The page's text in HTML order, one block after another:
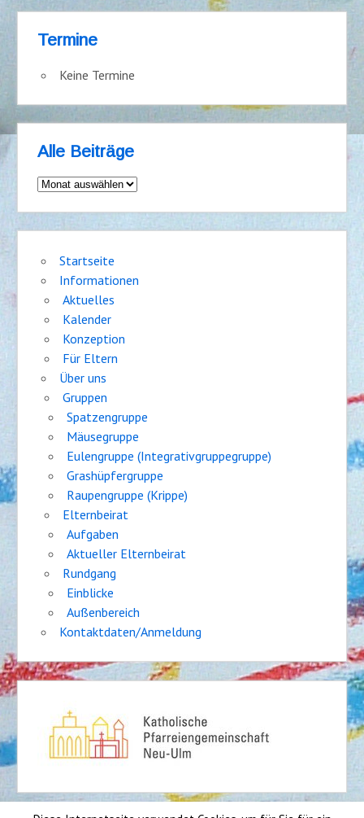
Termine
Keine Termine
Alle Beiträge
Alle
Beiträge
Startseite
Informationen
Aktuelles
Kalender
Konzeption
Für Eltern
Über uns
Gruppen
Spatzengruppe
Mäusegruppe
Eulengruppe (Integrativgruppegruppe)
Grashüpfergruppe
Raupengruppe (Krippe)
Elternbeirat
Aufgaben
Aktueller Elternbeirat
Rundgang
Einblicke
Außenbereich
Kontaktdaten/Anmeldung